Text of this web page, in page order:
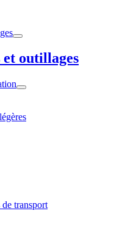
et outillages
de transport